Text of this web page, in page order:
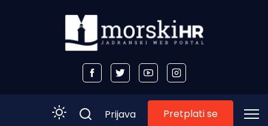
Prijava Pretplati se